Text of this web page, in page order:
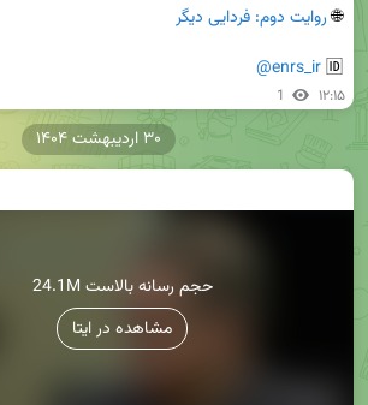
🌐 روایت دوم: فردایی دیگر
🆔
@enrs_ir
1 ۱۲:۱۵
24.1M حجم رسانه بالاست
مشاهده در ایتا
۳۰ اردیبهشت ۱۴۰۴